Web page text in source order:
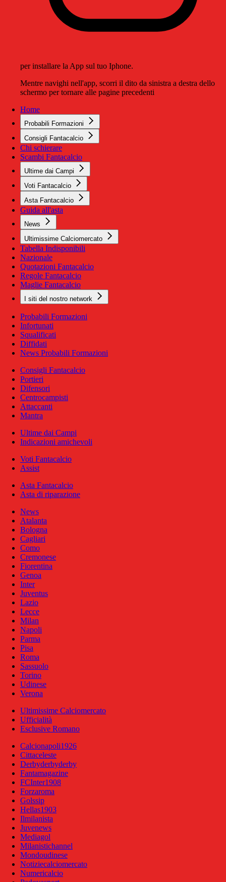
per installare la App sul tuo Iphone.
Mentre navighi nell'app, scorri il dito da sinistra a destra dello
schermo per tornare alle pagine precedenti
Home
Probabili Formazioni
Consigli Fantacalcio
Chi schierare
Scambi Fantacalcio
Ultime dai Campi
Voti Fantacalcio
Asta Fantacalcio
Guida all'asta
News
Ultimissime Calciomercato
Tabella Indisponibili
Nazionale
Quotazioni Fantacalcio
Regole Fantacalcio
Maglie Fantacalcio
I siti del nostro network
Probabili Formazioni
Infortunati
Squalificati
Diffidati
News Probabili Formazioni
Consigli Fantacalcio
Portieri
Difensori
Centrocampisti
Attaccanti
Mantra
Ultime dai Campi
Indicazioni amichevoli
Voti Fantacalcio
Assist
Asta Fantacalcio
Asta di riparazione
News
Atalanta
Bologna
Cagliari
Como
Cremonese
Fiorentina
Genoa
Inter
Juventus
Lazio
Lecce
Milan
Napoli
Parma
Pisa
Roma
Sassuolo
Torino
Udinese
Verona
Ultimissime Calciomercato
Ufficialità
Esclusive Romano
Calcionapoli1926
Cittaceleste
Derbyderbyderby
Fantamagazine
FCInter1908
Forzaroma
Golssip
Hellas1903
Ilmilanista
Juvenews
Mediagol
Milanistichannel
Mondoudinese
Notiziecalciomercato
Numericalcio